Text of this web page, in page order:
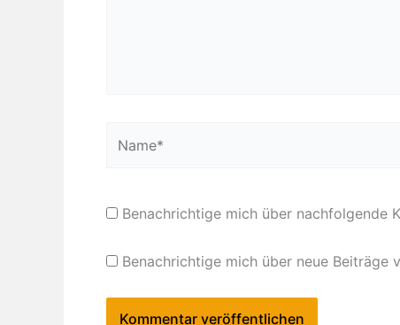
Benachrichtige mich über nachfolgende
Benachrichtige mich über neue Beiträge